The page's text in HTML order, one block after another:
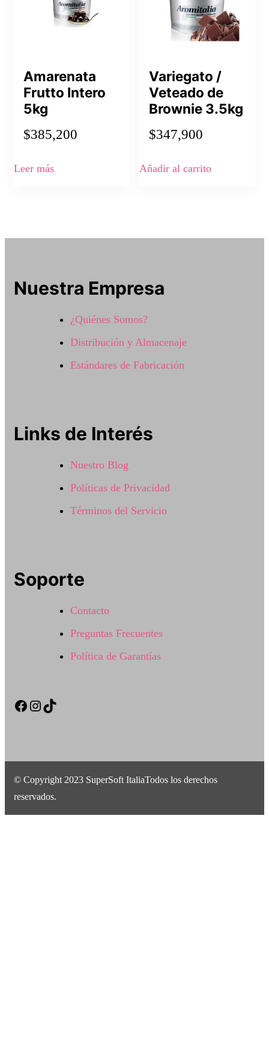
Amarenata
Frutto Intero
5kg
$385,200
Leer más
Variegato /
Veteado de
Brownie 3.5kg
$347,900
Añadir al carrito
Nuestra Empresa
¿Quiénes Somos?
Distribución y Almacenaje
Estándares de Fabricación
Links de Interés
Nuestro Blog
Políticas de Privacidad
Términos del Servicio
Soporte
Contacto
Preguntas Frecuentes
Política de Garantías
Facebook
Instagram
TikTok
© Copyright 2023 SuperSoft ItaliaTodos los derechos
reservados.